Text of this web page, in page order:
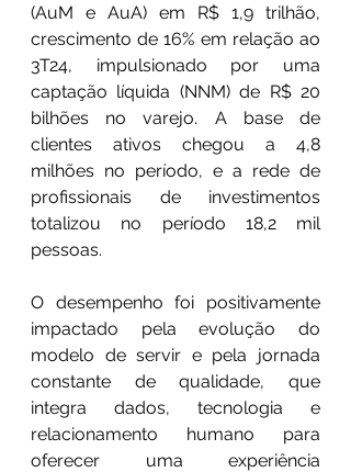
(AuM e AuA) em R$ 1,9 trilhão,
crescimento de 16% em relação ao
3T24, impulsionado por uma
captação líquida (NNM) de R$ 20
bilhões no varejo. A base de
clientes ativos chegou a 4,8
milhões no período, e a rede de
profissionais de investimentos
totalizou no período 18,2 mil
pessoas.
O desempenho foi positivamente
impactado pela evolução do
modelo de servir e pela jornada
constante de qualidade, que
integra dados, tecnologia e
relacionamento humano para
oferecer uma experiência